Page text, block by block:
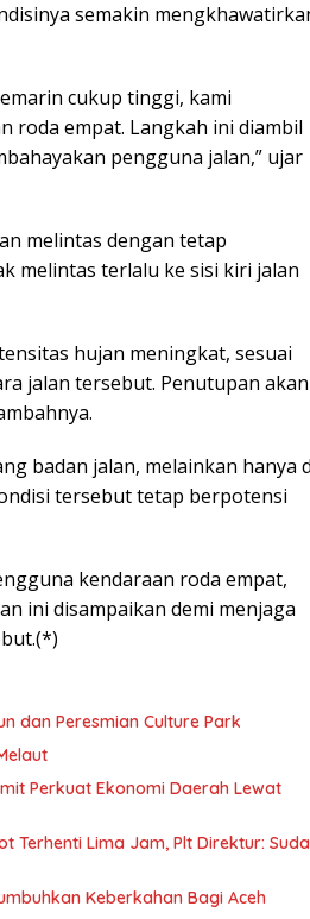
semakin
cukup tinggi, kami
roda empat. Langkah ini diambil
pengguna jalan,” ujar
melintas dengan tetap
melintas terlalu ke sisi kiri jalan
hujan meningkat, sesuai
jalan tersebut. Penutupan akan
badan jalan, melainkan hanya
tersebut tetap berpotensi
kendaraan roda empat,
ini disampaikan demi menjaga
dan Peresmian Culture Park
Perkuat Ekonomi Daerah Lewat
Terhenti Lima Jam, Plt Direktur:
Keberkahan Bagi Aceh